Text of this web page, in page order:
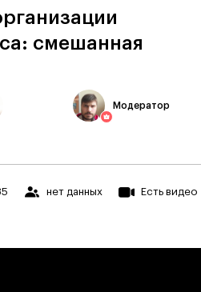
смешанная
Модератор
нет данных Есть видео